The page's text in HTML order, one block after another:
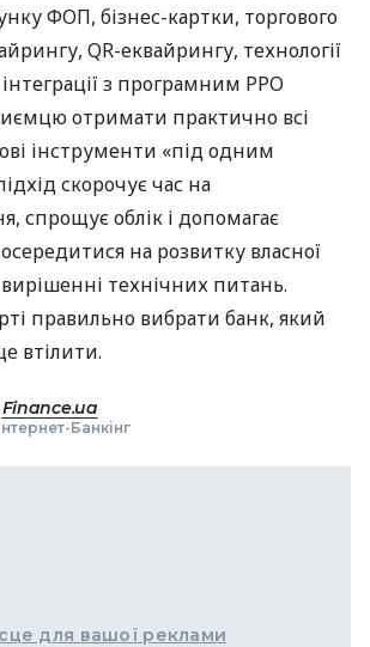
ФОП, бізнес-картки, торгового
QR-еквайрингу, технології
з програмним РРО
отримати практично всі
інструменти «під одним
скорочує час на
спрощує облік і допомагає
на розвитку власної
технічних питань.
правильно вибрати банк, який
втілити.
Finance.ua
Банкінг
для вашої реклами